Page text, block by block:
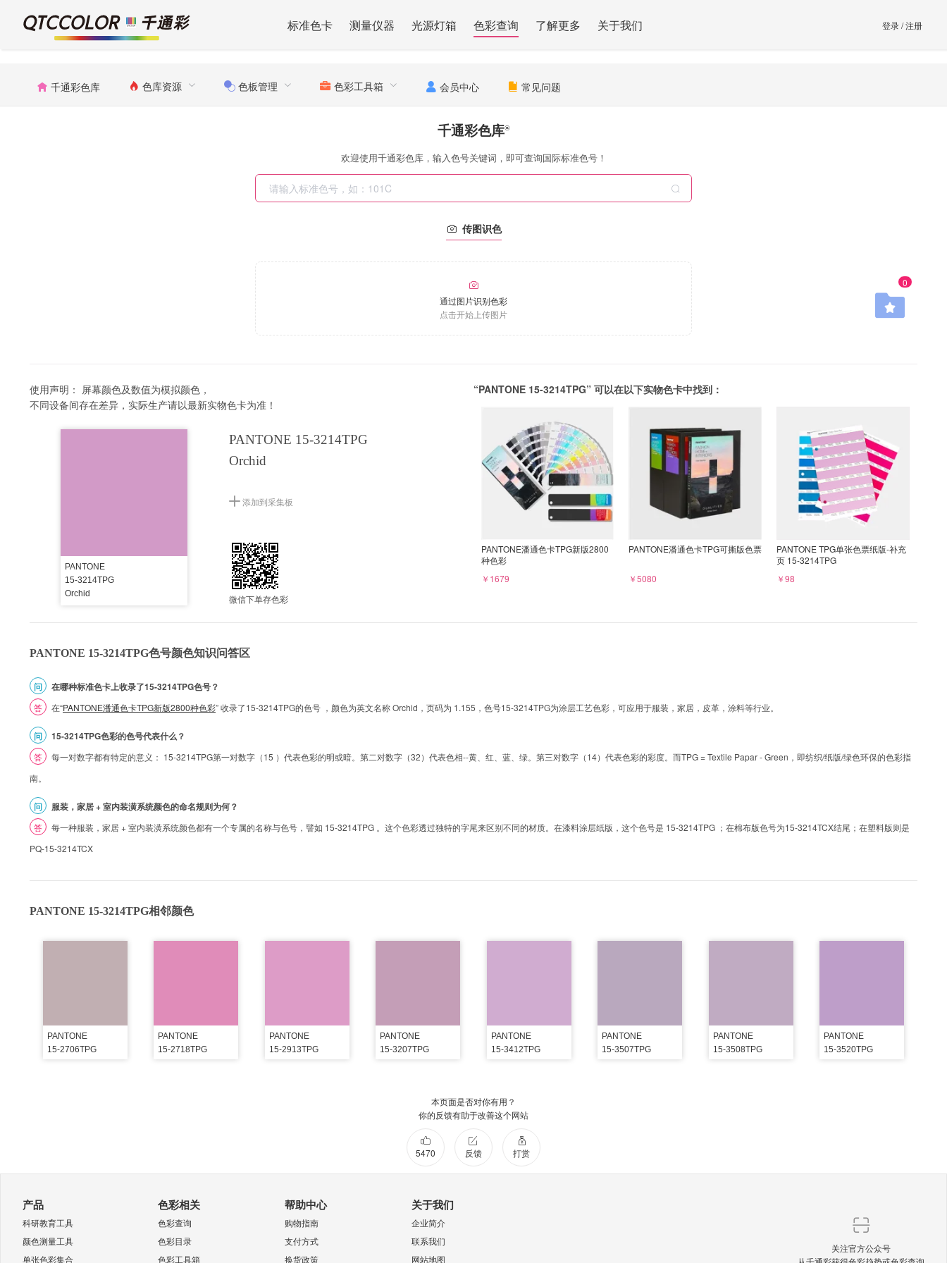
标准色卡 测量仪器 光源灯箱 色彩查询 了解更多 关于我们 登录/注册
千通彩色库 色库资源 色板管理 色彩工具箱 会员中心 常见问题
0
千通彩色库®
欢迎使用千通彩色库，输入色号关键词，即可查询国际标准色号！
传图识色
通过图片识别色彩
点击开始上传图片
使用声明： 屏幕颜色及数值为模拟颜色，
不同设备间存在差异，实际生产请以最新实物色卡为准！
PANTONE
15-3214TPG
Orchid
PANTONE 15-3214TPG
Orchid
添加到采集板
微信下单存色彩
“PANTONE 15-3214TPG” 可以在以下实物色卡中找到：
PANTONE潘通色卡TPG新版2800
种色彩
￥1679
PANTONE潘通色卡TPG可撕版色票
￥5080
PANTONE TPG单张色票纸版-补充
页 15-3214TPG
￥98
PANTONE 15-3214TPG色号颜色知识问答区
问 在哪种标准色卡上收录了15-3214TPG色号？
答 在“PANTONE潘通色卡TPG新版2800种色彩” 收录了15-3214TPG的色号 ，颜色为英文名称 Orchid，页码为 1.155，色号15-3214TPG为涂层工艺色彩，可应用于服装，家居，皮革，涂料等行业。
问 15-3214TPG色彩的色号代表什么？
答
每一对数字都有特定的意义： 15-3214TPG第一对数字（15 ）代表色彩的明或暗。第二对数字（32）代表色相--黄、红、蓝、绿。第三对数字（14）代表色彩的彩度。而TPG = Textile Papar - Green，即纺织/纸版/绿色环保的色彩指
南。
问 服装，家居 + 室内装潢系统颜色的命名规则为何？
答
每一种服装，家居 + 室内装潢系统颜色都有一个专属的名称与色号，譬如 15-3214TPG 。这个色彩透过独特的字尾来区别不同的材质。在漆料涂层纸版，这个色号是 15-3214TPG ；在棉布版色号为15-3214TCX结尾；在塑料版则是
PQ-15-3214TCX
PANTONE 15-3214TPG相邻颜色
PANTONE
15-2706TPG
PANTONE
15-2718TPG
PANTONE
15-2913TPG
PANTONE
15-3207TPG
PANTONE
15-3412TPG
PANTONE
15-3507TPG
PANTONE
15-3508TPG
PANTONE
15-3520TPG
本页面是否对你有用？
你的反馈有助于改善这个网站
5470 反馈 打赏
产品
科研教育工具
颜色测量工具
单张色彩集合
色彩相关
色彩查询
色彩目录
色彩工具箱
帮助中心
购物指南
支付方式
换货政策
关于我们
企业简介
联系我们
网站地图
关注官方公众号